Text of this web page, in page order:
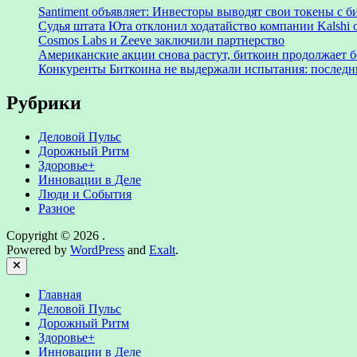
Santiment объявляет: Инвесторы выводят свои токены
Судья штата Юта отклонил ходатайство компании
Cosmos Labs и Zeeve заключили партнерство
Американские акции снова растут, биткоин продолжает
Конкуренты Биткоина не выдержали испытания:
Рубрики
Деловой Пульс
Дорожный Ритм
Здоровье+
Инновации в Деле
Люди и События
Разное
Copyright © 2026 .
Powered by WordPress and Exalt.
Close
Главная
Деловой Пульс
Дорожный Ритм
Здоровье+
Инновации в Деле